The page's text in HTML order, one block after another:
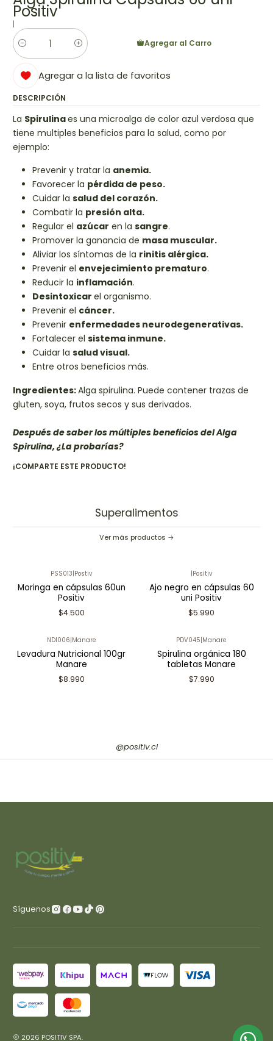
Positiv
|
Cantidad
Agregar al Carro
Agregar a la lista de favoritos
DESCRIPCIÓN
La Spirulinaes una microalga de color azul verdosa que
tiene multiples beneficios para la salud, como por
ejemplo:
Prevenir y tratar la anemia.
Favorecer la pérdida de peso.
Cuidar la salud del corazón.
Combatir la presión alta.
Regular el azúcar en la sangre.
Promover la ganancia de masa muscular.
Aliviar los síntomas de la rinitis alérgica.
Prevenir el envejecimiento prematuro.
Reducir la inflamación.
Desintoxicar el organismo.
Prevenir el cáncer.
Prevenir enfermedades neurodegenerativas.
Fortalecer el sistema inmune.
Cuidar la salud visual.
Entre otros beneficios más.
Ingredientes:Alga spirulina. Puede contener trazas de
gluten, soya, frutos secos y sus derivados.
Después de saber los múltiples beneficios del Alga
Spirulina, ¿La probarías?
¡COMPARTE ESTE PRODUCTO!
Superalimentos
Ver más productos
PSS013 Postiv
Moringa en cápsulas 60un
Positiv
$4.500
Positiv
Ajo negro en cápsulas 60
uni Positiv
$5.990
NDI006 Manare
Levadura Nutricional 100gr
Manare
$8.990
PDV045 Manare
Spirulina orgánica 180
tabletas Manare
$7.990
@positiv.cl
Síguenos
2026 POSITIV SPA.